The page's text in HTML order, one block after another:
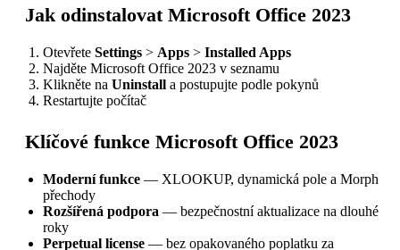
Jak odinstalovat Microsoft Office 2023
Otevřete Settings > Apps > Installed Apps
Najděte Microsoft Office 2023 v seznamu
Klikněte na Uninstall a postupujte podle pokynů
Restartujte počítač
Klíčové funkce Microsoft Office 2023
Moderní funkce — XLOOKUP, dynamická pole a Morph
přechody
Rozšířená podpora — bezpečnostní aktualizace na dlouhé
roky
Perpetual license — bez opakovaného poplatku za